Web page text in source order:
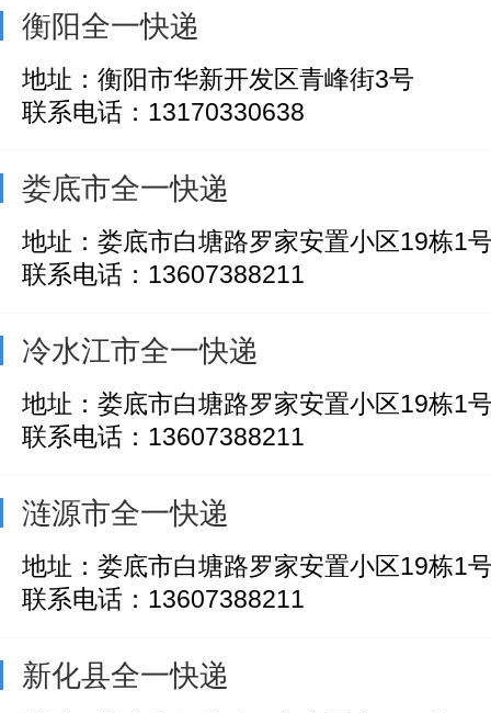
衡阳全一快递
地址：衡阳市华新开发区青峰街3号
联系电话：13170330638
娄底市全一快递
地址：娄底市白塘路罗家安置小区19栋1
联系电话：13607388211
冷水江市全一快递
地址：娄底市白塘路罗家安置小区19栋1
联系电话：13607388211
涟源市全一快递
地址：娄底市白塘路罗家安置小区19栋1
联系电话：13607388211
新化县全一快递